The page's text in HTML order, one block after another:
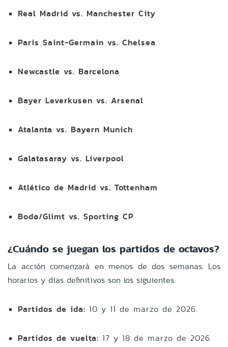
Real Madrid vs. Manchester City
Paris Saint-Germain vs. Chelsea
Newcastle vs. Barcelona
Bayer Leverkusen vs. Arsenal
Atalanta vs. Bayern Munich
Galatasaray vs. Liverpool
Atlético de Madrid vs. Tottenham
Bodø/Glimt vs. Sporting CP
¿Cuándo se juegan los partidos de octavos?
La acción comenzará en menos de dos semanas. Los
horarios y días definitivos son los siguientes:
Partidos de ida: 10 y 11 de marzo de 2026.
Partidos de vuelta: 17 y 18 de marzo de 2026.